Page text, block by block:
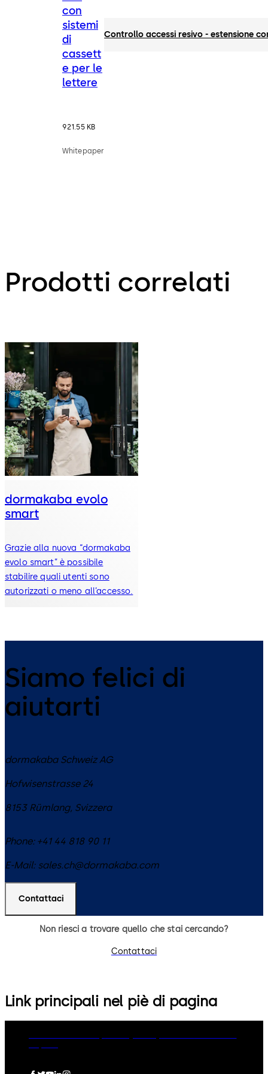
con
sistemi
di
cassett
e per le
lettere
921.55 KB
Whitepaper
Controllo accessi resivo - estensione
Prodotti correlati
dormakaba evolo
smart
Grazie alla nuova “dormakaba
evolo smart” è possibile
stabilire quali utenti sono
autorizzati o meno all’accesso.
Siamo felici di
aiutarti
dormakaba Schweiz AG
Hofwisenstrasse 24
8153 Rümlang, Svizzera
Phone: +41 44 818 90 11
E-Mail: sales.ch@dormakaba.com
Contattaci
Non riesci a trovare quello che stai cercando?
Contattaci
Link principali nel piè di pagina